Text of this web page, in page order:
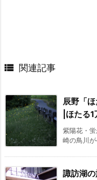
 関連記事
辰野「
|ほたる
紫陽花・
崎の鳥川
諏訪湖